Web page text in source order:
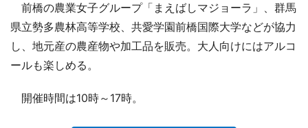
前橋の農業女子グループ「まえばしマジョーラ」、群馬
県立勢多農林高等学校、共愛学園前橋国際大学などが協力
し、地元産の農産物や加工品を販売。大人向けにはアルコ
ールも楽しめる。
開催時間は10時～17時。